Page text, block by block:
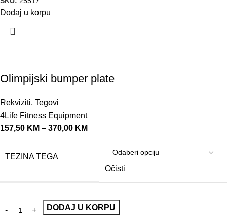
Dodaj u korpu
Olimpijski bumper plate
Rekviziti, Tegovi
4Life Fitness Equipment
157,50 KM – 370,00 KM
TEZINA TEGA
Očisti
DODAJ U KORPU